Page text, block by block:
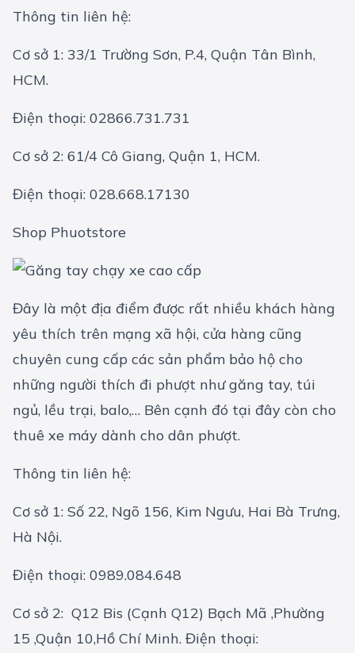
Thông tin liên hệ:
Cơ sở 1: 33/1 Trường Sơn, P.4, Quận Tân Bình,
HCM.
Điện thoại: 02866.731.731
Cơ sở 2: 61/4 Cô Giang, Quận 1, HCM.
Điện thoại: 028.668.17130
Shop Phuotstore
Đây là một địa điểm được rất nhiều khách hàng
yêu thích trên mạng xã hội, cửa hàng cũng
chuyên cung cấp các sản phẩm bảo hộ cho
những người thích đi phượt như găng tay, túi
ngủ, lều trại, balo,… Bên cạnh đó tại đây còn cho
thuê xe máy dành cho dân phượt.
Thông tin liên hệ:
Cơ sở 1: Số 22, Ngõ 156, Kim Ngưu, Hai Bà Trưng,
Hà Nội.
Điện thoại: 0989.084.648
Cơ sở 2: Q12 Bis (Cạnh Q12) Bạch Mã ,Phường
15 ,Quận 10,Hồ Chí Minh. Điện thoại: